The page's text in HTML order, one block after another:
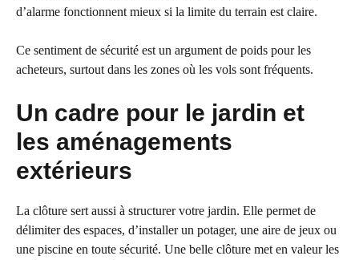
d’alarme fonctionnent mieux si la limite du terrain est claire.
Ce sentiment de sécurité est un argument de poids pour les
acheteurs, surtout dans les zones où les vols sont fréquents.
Un cadre pour le jardin et
les aménagements
extérieurs
La clôture sert aussi à structurer votre jardin. Elle permet de
délimiter des espaces, d’installer un potager, une aire de jeux ou
une piscine en toute sécurité. Une belle clôture met en valeur les